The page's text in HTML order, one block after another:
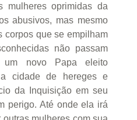
mulheres oprimidas da
abusivos, mas mesmo
corpos que se empilham
não passam
um novo Papa eleito
cidade de hereges e
da Inquisição em seu
perigo. Até onde ela irá